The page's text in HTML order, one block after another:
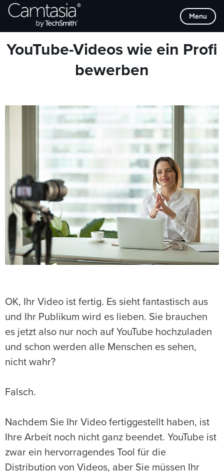
Direkt
zum
Menu
Browse Categories
YouTube-Videos wie ein Profi
bewerben
OK, Ihr Video ist fertig. Es sieht fantastisch aus
und Ihr Publikum wird es lieben. Sie brauchen
es jetzt also nur noch auf YouTube hochzuladen
und schon werden alle Menschen es sehen,
nicht wahr?
Falsch.
Nachdem Sie Ihr Video fertiggestellt haben, ist
Ihre Arbeit noch nicht ganz beendet. YouTube ist
zwar ein hervorragendes Tool für die
Distribution von Videos, aber Sie müssen Ihr